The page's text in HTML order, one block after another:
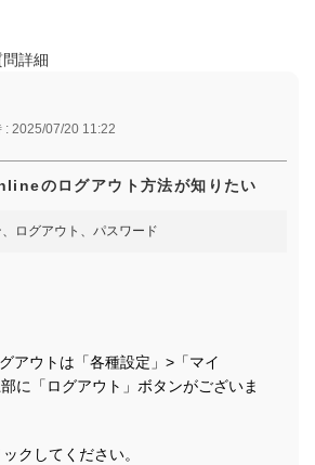
問詳細
: 2025/07/20 11:22
のログアウト方法が知りたい
、ログアウト、パスワード
アウトは「各種設定」>「マイ
に「ログアウト」ボタンがございま
クしてください。